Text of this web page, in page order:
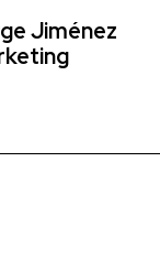
Jiménez